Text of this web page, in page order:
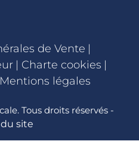
de Vente |
| Charte cookies |
Mentions légales
Tous droits réservés -
site